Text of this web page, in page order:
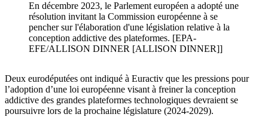
En décembre 2023, le Parlement européen a adopté une
résolution invitant la Commission européenne à se
pencher sur l'élaboration d'une législation relative à la
conception addictive des plateformes. [EPA-
EFE/ALLISON DINNER [ALLISON DINNER]]
Deux eurodéputées ont indiqué à Euractiv que les pressions pour
l’adoption d’une loi européenne visant à freiner la conception
addictive des grandes plateformes technologiques devraient se
poursuivre lors de la prochaine législature (2024-2029).